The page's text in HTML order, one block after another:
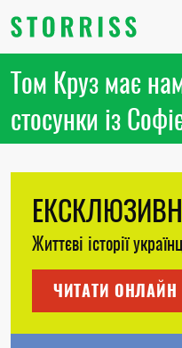
Том Круз має
стосунки із
Життєві історії
ЧИТАТИ ОНЛАЙН